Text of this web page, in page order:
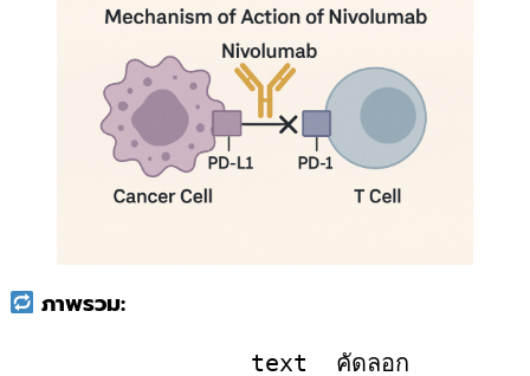
ภาพรวม: